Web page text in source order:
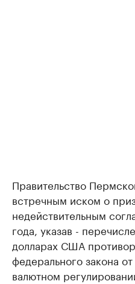
Правительство
встречным иском о
недействительным
года, указав -
долларах США
федерального закона
валютном